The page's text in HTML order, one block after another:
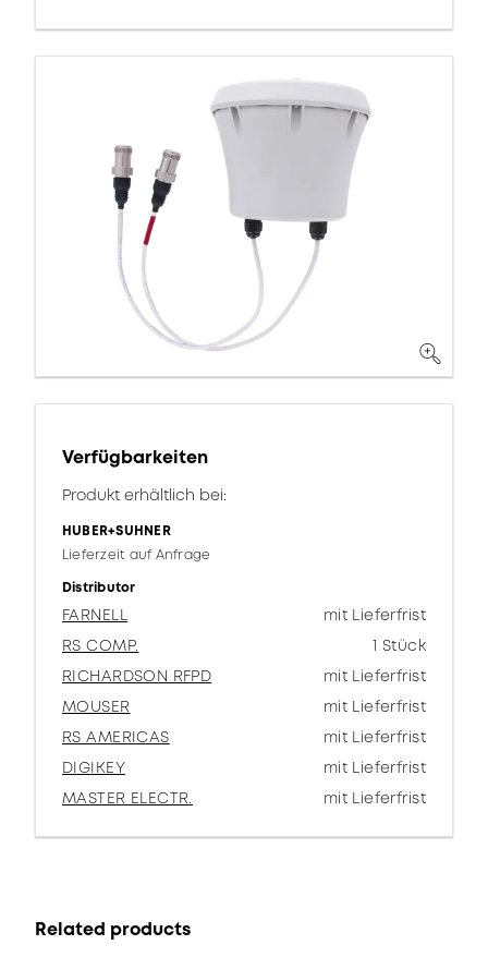
Verfügbarkeiten
Produkt erhältlich bei:
HUBER+SUHNER
Lieferzeit auf Anfrage
Distributor
FARNELL
mit Lieferfrist
RS COMP.
1 Stück
RICHARDSON RFPD
mit Lieferfrist
MOUSER
mit Lieferfrist
RS AMERICAS
mit Lieferfrist
DIGIKEY
mit Lieferfrist
MASTER ELECTR.
mit Lieferfrist
Related products